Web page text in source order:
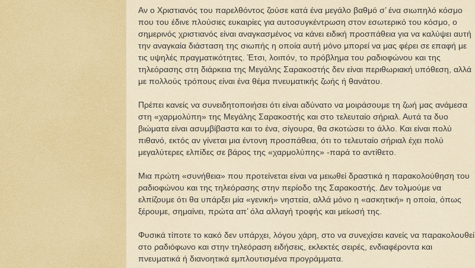
Αν ο Χριστιανός του παρελθόντος ζούσε κατά ένα μεγάλο βαθμό σ’ ένα σιωπηλό κόσμο
που του έδινε πλούσιες ευκαιρίες για αυτοσυγκέντρωση στον εσωτερικό του κόσμο, ο
σημερινός χριστιανός είναι αναγκασμένος να κάνει ειδική προσπάθεια για να καλύψει αυτή
την αναγκαία διάσταση της σιωπής η οποία αυτή μόνο μπορεί να μας φέρει σε επαφή με
τις υψηλές πραγματικότητες. Έτσι, λοιπόν, το πρόβλημα του ραδιοφώνου και της
τηλεόρασης στη διάρκεια της Μεγάλης Σαρακοστής δεν είναι περιθωριακή υπόθεση, αλλά
με πολλούς τρόπους είναι ένα θέμα πνευματικής ζωής ή θανάτου.
Πρέπει κανείς να συνειδητοποιήσει ότι είναι αδύνατο να μοιράσουμε τη ζωή μας ανάμεσα
στη «χαρμολύπη» της Μεγάλης Σαρακοστής και στο τελευταίο σήριαλ. Αυτά τα δυο
βιώματα είναι ασυμβίβαστα και το ένα, σίγουρα, θα σκοτώσει το άλλο. Και είναι πολύ
πιθανό, εκτός αν γίνεται μια έντονη προσπάθεια, ότι το τελευταίο σήριαλ έχει πολύ
μεγαλύτερες ελπίδες σε βάρος της «χαρμολύπης» -παρά το αντίθετο.
Μια πρώτη «συνήθεια» που προτείνεται είναι να μειωθεί δραστικά η παρακολούθηση του
ραδιοφώνου και της τηλεόρασης στην περίοδο της Σαρακοστής. Δεν τολμούμε να
ελπίζουμε ότι θα υπάρξει μία «γενική» νηστεία, αλλά μόνο η «ασκητική» η οποία, όπως
ξέρουμε, σημαίνει, πρώτα απ’ όλα αλλαγή τροφής και μείωσή της.
Φυσικά τίποτε το κακό δεν υπάρχει, λόγου χάρη, στο να συνεχίσει κανείς να παρακολουθεί
στο ραδιόφωνο και στην τηλεόραση ειδήσεις, εκλεκτές σειρές, ενδιαφέροντα και
πνευματικά ή διανοητικά εμπλουτισμένα προγράμματα.